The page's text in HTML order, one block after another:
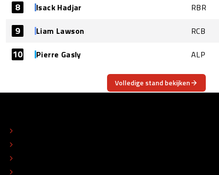
8 Isack Hadjar RBR
9 Liam Lawson RCB
10 Pierre Gasly ALP
Volledige stand bekijken